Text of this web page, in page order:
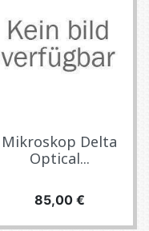
Mikroskop Delta
Optical...
Preis
85,00 €